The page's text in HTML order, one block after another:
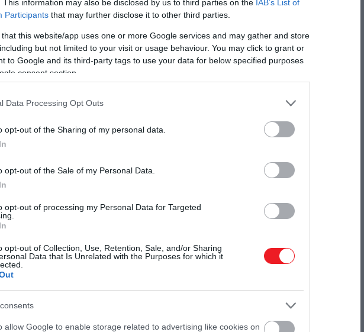
This information may also be disclosed by us to third parties on the IAB’s List of
Participants that may further disclose it to other third parties.
that this website/app uses one or more Google services and may gather and store
but not limited to your visit or usage behaviour. You may click to grant or
to Google and its third-party tags to use your data for below specified purposes
consent section.
Data Processing Opt Outs
opt-out of the Sharing of my personal data.
opt-out of the Sale of my Personal Data.
opt-out of processing my Personal Data for Targeted
opt-out of Collection, Use, Retention, Sale, and/or Sharing
Data that Is Unrelated with the Purposes for which it
allow Google to enable storage related to advertising like cookies on